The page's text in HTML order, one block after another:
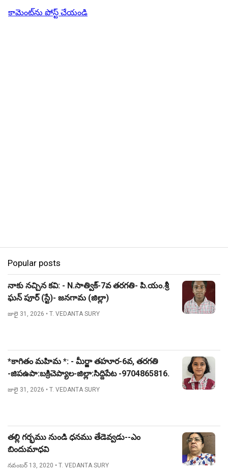
కామెంట్‌ను పోస్ట్ చేయండి
Popular posts
నాకు నచ్చిన కవి: - N.సాత్విక్-7వ తరగతి- పి.యం.శ్రీ
ఘన్ పూర్ (స్టే)- జనగామ (జిల్లా)
జులై 31, 2026 • T. VEDANTA SURY
*కాగితం మహిమ *: - మీర్జా తహూర-6వ, తరగతి
-జిపఉపా:బక్రిచెప్యాల-జిల్లా:సిద్దిపేట -9704865816.
జులై 31, 2026 • T. VEDANTA SURY
తల్లి గర్భము నుండి ధనము తేడెవ్వడు--ఎం
బిందుమాధవి
నవంబర్ 13, 2020 • T. VEDANTA SURY